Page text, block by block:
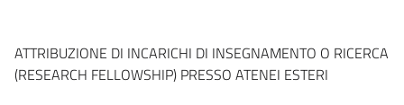
ATTRIBUZIONE DI INCARICHI DI INSEGNAMENTO O RICERCA
(RESEARCH FELLOWSHIP) PRESSO ATENEI ESTERI